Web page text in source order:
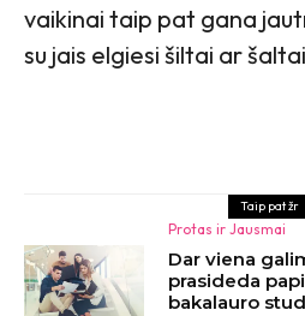
vaikinai taip pat gana
su jais elgiesi šiltai ar
Taip pat žr
Protas ir Jausmai
Dar viena
prasideda
bakalauro